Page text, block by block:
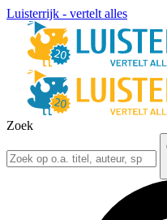
Luisterrijk - vertelt alles
Zoek